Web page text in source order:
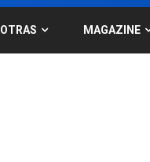
OTRAS MAGAZINE